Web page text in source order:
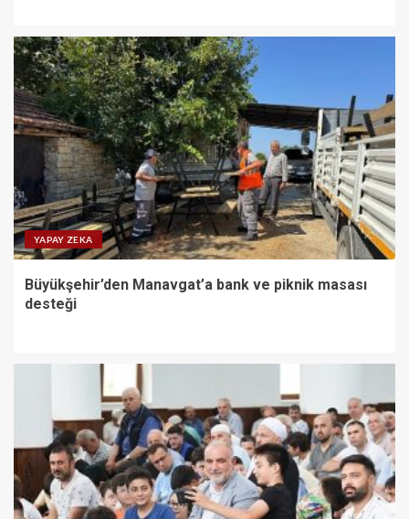
YAPAY ZEKA
Büyükşehir’den Manavgat’a bank ve piknik masası
desteği